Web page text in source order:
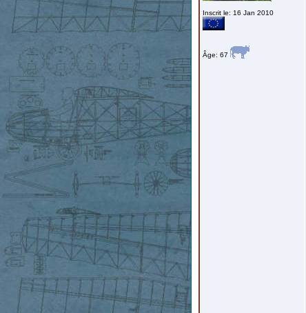
Inscrit le: 16 Jan 2010
Âge: 67